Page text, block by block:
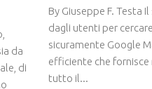
da
di
By Giuseppe F. Testa
dagli utenti per
sicuramente Google
efficiente che
tutto il...